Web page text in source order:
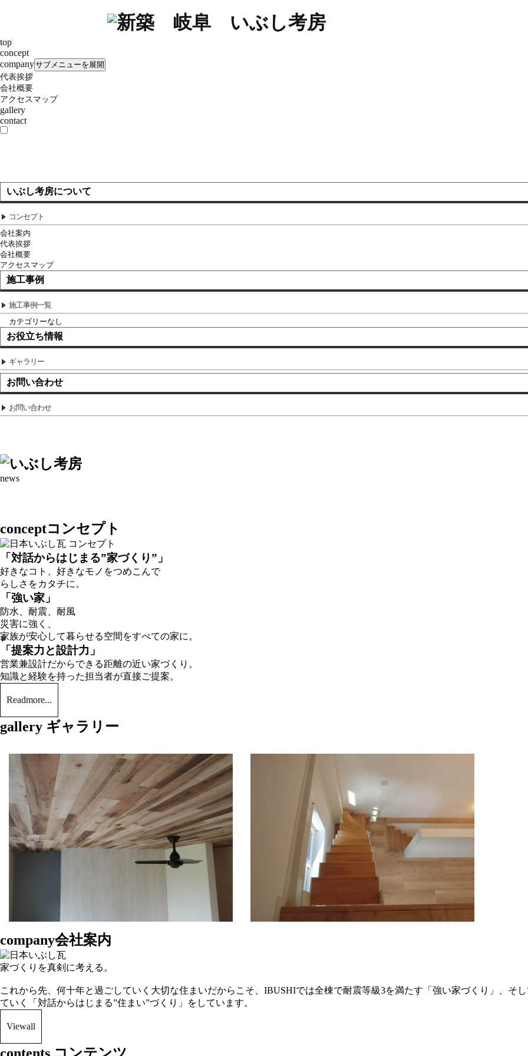
top
concept
companyサブメニューを展開
代表挨拶
会社概要
アクセスマップ
gallery
contact
いぶし考房について
コンセプト
会社案内
代表挨拶
会社概要
アクセスマップ
施工事例
施工事例一覧
カテゴリーなし
お役立ち情報
ギャラリー
お問い合わせ
お問い合わせ
news
conceptコ ンセプト
「対話からはじまる”家づくり”」
好きなコト、好きなモノをつめこんで
らしさをカタチに。
「強い家」
防水、耐震、耐風
災害に強く、
家族が安心して暮らせる空間をすべての家に。
「提案力と設計力」
営業兼設計だからできる距離の近い家づくり。
知識と経験を持った担当者が直接ご提案。
Readmore...
gallery ギャラリー
company会社案内
家づくりを真剣に考える。
これから先、何十年と過ごしていく大切な住まいだからこそ、IBUSHIでは全棟で耐震等級3を満たす「強い家づくり」、そ
ていく「対話からはじまる”住まい”づくり」をしています。
Viewall